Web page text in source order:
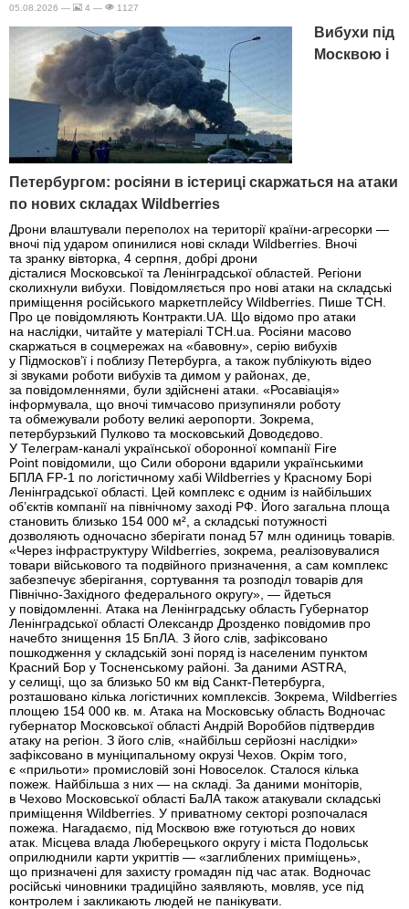
05.08.2026 — 4 — 1127
Вибухи під
Москвою і
Петербургом: росіяни в істериці скаржаться на атаки
по нових складах Wildberries
Дрони влаштували переполох на території країни-агресорки —
вночі під ударом опинилися нові склади Wildberries. Вночі
та зранку вівторка, 4 серпня, добрі дрони
дісталися Московської та Ленінградської областей. Регіони
сколихнули вибухи. Повідомляється про нові атаки на складські
приміщення російського маркетплейсу Wildberries. Пише ТСН.
Про це повідомляють Контракти.UA. Що відомо про атаки
на наслідки, читайте у матеріалі ТСН.ua. Росіяни масово
скаржаться в соцмережах на «бавовну», серію вибухів
у Підмосков’ї і поблизу Петербурга, а також публікують відео
зі звуками роботи вибухів та димом у районах, де,
за повідомленнями, були здійснені атаки. «Росавіація»
інформувала, що вночі тимчасово призупиняли роботу
та обмежували роботу великі аеропорти. Зокрема,
петербурзький Пулково та московський Доводєдово.
У Телеграм-каналі української оборонної компанії Fire
Point повідомили, що Сили оборони вдарили українськими
БПЛА FP-1 по логістичному хабі Wildberries у Красному Борі
Ленінградської області. Цей комплекс є одним із найбільших
об’єктів компанії на північному заході РФ. Його загальна площа
становить близько 154 000 м², а складські потужності
дозволяють одночасно зберігати понад 57 млн одиниць товарів.
«Через інфраструктуру Wildberries, зокрема, реалізовувалися
товари військового та подвійного призначення, а сам комплекс
забезпечує зберігання, сортування та розподіл товарів для
Північно-Західного федерального округу», — йдеться
у повідомленні. Атака на Ленінградську область Губернатор
Ленінградської області Олександр Дрозденко повідомив про
начебто знищення 15 БпЛА. З його слів, зафіксовано
пошкодження у складській зоні поряд із населеним пунктом
Красний Бор у Тосненському районі. За даними ASTRA,
у селищі, що за близько 50 км від Санкт-Петербурга,
розташовано кілька логістичних комплексів. Зокрема, Wildberries
площею 154 000 кв. м. Атака на Московську область Водночас
губернатор Московської області Андрій Воробйов підтвердив
атаку на регіон. З його слів, «найбільш серйозні наслідки»
зафіксовано в муніципальному окрузі Чехов. Окрім того,
є «прильоти» промисловій зоні Новоселок. Сталося кілька
пожеж. Найбільша з них — на складі. За даними моніторів,
в Чехово Московської області БаЛА також атакували складські
приміщення Wildberries. У приватному секторі розпочалася
пожежа. Нагадаємо, під Москвою вже готуються до нових
атак. Місцева влада Люберецького округу і міста Подольськ
оприлюднили карти укриттів — «заглиблених приміщень»,
що призначені для захисту громадян під час атак. Водночас
російські чиновники традиційно заявляють, мовляв, усе під
контролем і закликають людей не панікувати.